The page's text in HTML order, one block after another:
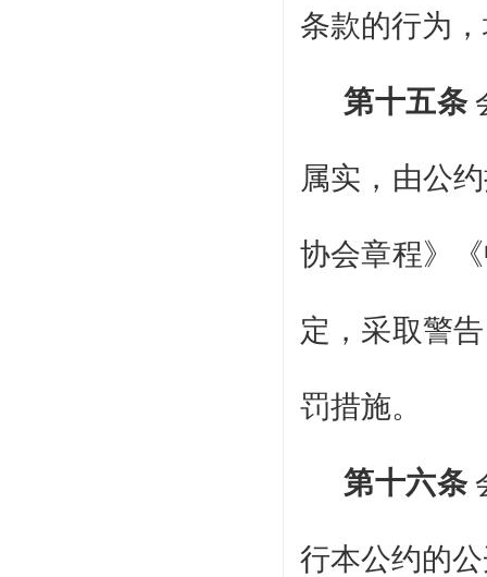
条款的行为
第十五条
属实，由公
协会章程》
定，采取警
罚措施。
第十六条
行本公约的